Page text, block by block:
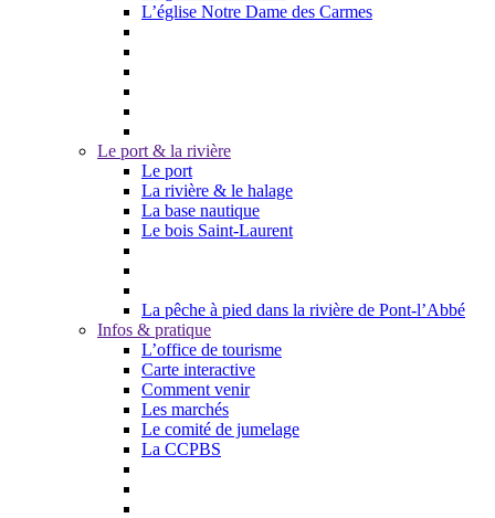
L’église Notre Dame des Carmes
Le port & la rivière
Le port
La rivière & le halage
La base nautique
Le bois Saint-Laurent
La pêche à pied dans la rivière de Pont-l’Abbé
Infos & pratique
L’office de tourisme
Carte interactive
Comment venir
Les marchés
Le comité de jumelage
La CCPBS